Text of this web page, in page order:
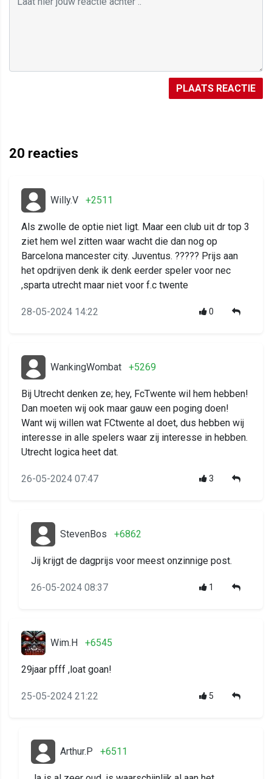
PLAATS REACTIE
20 reacties
Willy.V +2511
Als zwolle de optie niet ligt. Maar een club uit dr top 3
ziet hem wel zitten waar wacht die dan nog op
Barcelona mancester city. Juventus. ????? Prijs aan
het opdrijven denk ik denk eerder speler voor nec
,sparta utrecht maar niet voor f.c twente
28-05-2024 14:22 0
WankingWombat +5269
Bij Utrecht denken ze; hey, FcTwente wil hem hebben!
Dan moeten wij ook maar gauw een poging doen!
Want wij willen wat FCtwente al doet, dus hebben wij
interesse in alle spelers waar zij interesse in hebben.
Utrecht logica heet dat.
26-05-2024 07:47 3
StevenBos +6862
Jij krijgt de dagprijs voor meest onzinnige post.
26-05-2024 08:37 1
Wim.H +6545
29jaar pfff ,loat goan!
25-05-2024 21:22 5
Arthur.P +6511